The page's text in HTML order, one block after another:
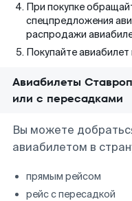
При покупке
спецпредложения
распродажи
Покупайте
Авиабилеты
или с пересадками
Вы можете
авиабилетом в
прямым рейсом
рейс с пересадкой